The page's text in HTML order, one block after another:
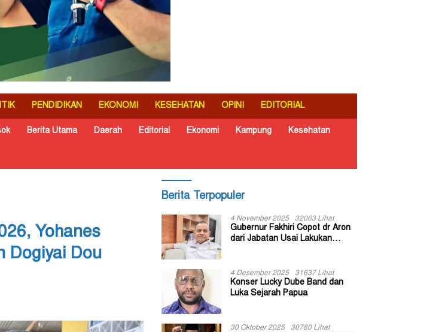
PENDIDIKAN EKONOMI KESEHATAN OPINI EDITORIAL
Berita Utama Daerah Editorial Ekonomi Kampung Kesehatan
Yohanes
Dogiyai Dou
Berita Terpopuler
4 November 2025 32063 Lihat
Gubernur Fakhiri Copot dr Aron
dari Jabatan Usai Lakukan
4 Desember 2025 31637 Lihat
Konser Lucky Dube Band dan
Luka Sejarah Papua
30 Oktober 2025 30780 Lihat